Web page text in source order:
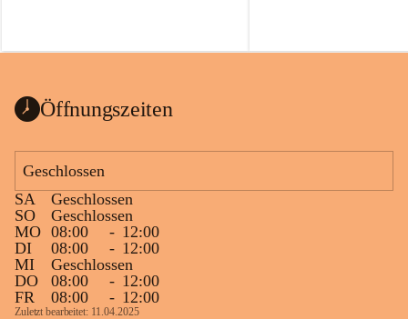
Öffnungszeiten
Geschlossen
SA
Geschlossen
SO
Geschlossen
MO 08:00 - 12:00
DI
08:00 - 12:00
MI
Geschlossen
DO
08:00 - 12:00
FR
08:00 - 12:00
Zuletzt bearbeitet: 11.04.2025